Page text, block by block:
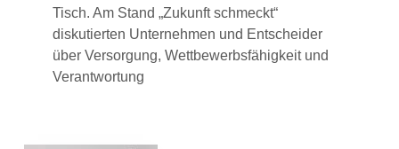
Tisch. Am Stand „Zukunft schmeckt“
diskutierten Unternehmen und Entscheider
über Versorgung, Wettbewerbsfähigkeit und
Verantwortung